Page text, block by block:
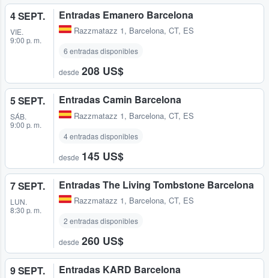
4 SEPT.
VIE.
9:00 p. m.
Entradas Emanero Barcelona
Razzmatazz 1, Barcelona, CT, ES
6 entradas disponibles
desde 208 US$
5 SEPT.
SÁB.
9:00 p. m.
Entradas Camin Barcelona
Razzmatazz 1, Barcelona, CT, ES
4 entradas disponibles
desde 145 US$
7 SEPT.
LUN.
8:30 p. m.
Entradas The Living Tombstone Barcelona
Razzmatazz 1, Barcelona, CT, ES
2 entradas disponibles
desde 260 US$
9 SEPT. Entradas KARD Barcelona